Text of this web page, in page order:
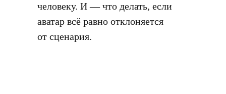
человеку. И — что делать, если
аватар всё равно отклоняется
от сценария.